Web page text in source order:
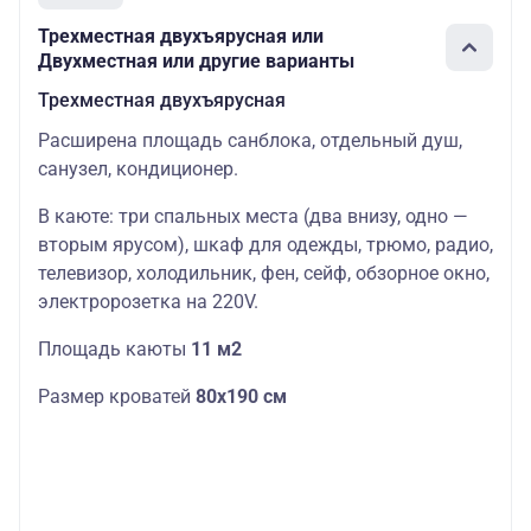
Трехместная двухъярусная или
Двухместная или другие варианты
Трехместная двухъярусная
Расширена площадь санблока, отдельный душ,
санузел, кондиционер.
В каюте: три спальных места (два внизу, одно —
вторым ярусом), шкаф для одежды, трюмо, радио,
телевизор, холодильник, фен, сейф, обзорное окно,
электророзетка на 220V.
Площадь каюты 11 м2
Размер кроватей 80х190 см